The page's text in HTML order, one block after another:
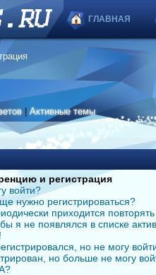
ГЛАВНАЯ
|Активные темы
и регистрация
войти?
нужно регистрироваться?
приходится
я не появлялся в списке
но не могу
но больше не могу